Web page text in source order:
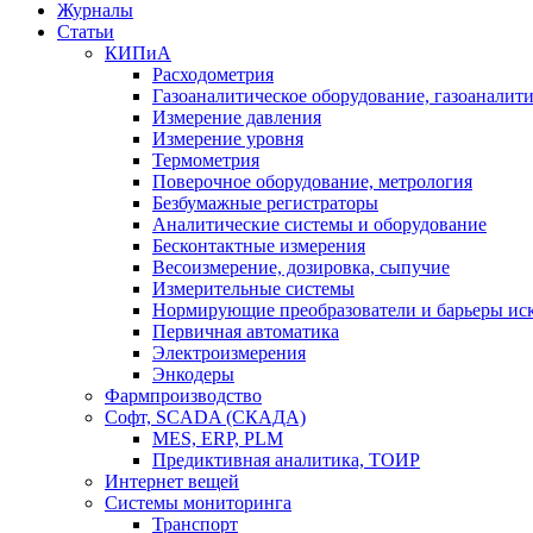
Журналы
Статьи
КИПиА
Расходометрия
Газоаналитическое оборудование,
Измерение давления
Измерение уровня
Термометрия
Поверочное оборудование, метрология
Безбумажные регистраторы
Аналитические системы и оборудование
Бесконтактные измерения
Весоизмерение, дозировка, сыпучие
Измерительные системы
Нормирующие преобразователи и барьеры
Первичная автоматика
Электроизмерения
Энкодеры
Фармпроизводство
Софт, SCADA (СКАДА)
MES, ERP, PLM
Предиктивная аналитика, ТОИР
Интернет вещей
Системы мониторинга
Транспорт